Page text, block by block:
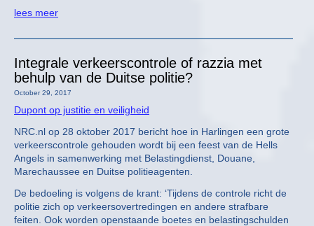
lees meer
Integrale verkeerscontrole of razzia met
behulp van de Duitse politie?
October 29, 2017
Dupont op justitie en veiligheid
NRC.nl op 28 oktober 2017 bericht hoe in Harlingen een grote
verkeerscontrole gehouden wordt bij een feest van de Hells
Angels in samenwerking met Belastingdienst, Douane,
Marechaussee en Duitse politieagenten.
De bedoeling is volgens de krant: ‘Tijdens de controle richt de
politie zich op verkeersovertredingen en andere strafbare
feiten. Ook worden openstaande boetes en belastingschulden